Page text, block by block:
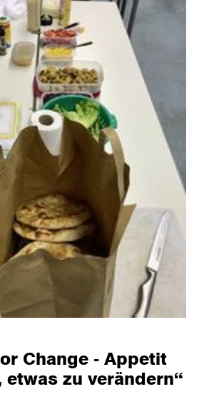
Change - Appetit
etwas zu verändern“